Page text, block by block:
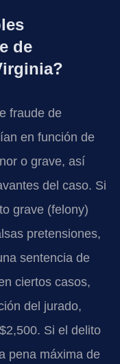
de
fraude de
en función de
o grave, así
del caso. Si
grave (felony)
pretensiones,
sentencia de
ciertos casos,
del jurado,
Si el delito
pena máxima de